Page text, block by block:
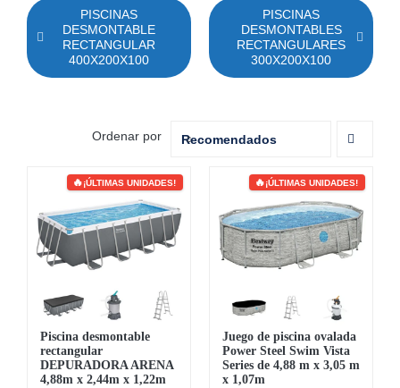
ACCESORIOS DE PISCINAS
RECAMBIOS DE PISCINAS
RECAMBIOS DE SPAS
PISCINAS
DESMONTABLE
RECTANGULAR
400X200X100
PISCINAS
DESMONTABLES
RECTANGULARES
300X200X100
Ordenar por Recomendados
¡ÚLTIMAS UNIDADES!
Piscina desmontable
rectangular
DEPURADORA ARENA
4,88m x 2,44m x 1,22m
¡ÚLTIMAS UNIDADES!
Juego de piscina ovalada
Power Steel Swim Vista
Series de 4,88 m x 3,05 m
x 1,07m